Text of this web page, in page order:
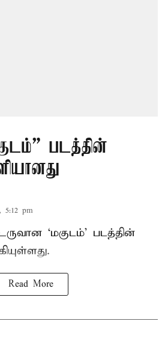
படத்தின்
5:12 pm
‘மகுடம்’ படத்தின்
Read More